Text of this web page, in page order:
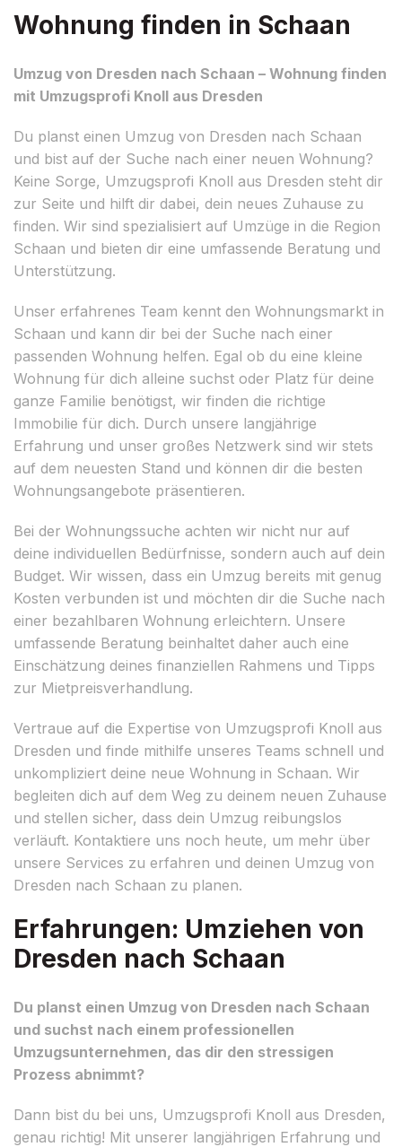
Wohnung finden in Schaan
Umzug von Dresden nach Schaan – Wohnung finden
mit Umzugsprofi Knoll aus Dresden
Du planst einen Umzug von Dresden nach Schaan
und bist auf der Suche nach einer neuen Wohnung?
Keine Sorge, Umzugsprofi Knoll aus Dresden steht dir
zur Seite und hilft dir dabei, dein neues Zuhause zu
finden. Wir sind spezialisiert auf Umzüge in die Region
Schaan und bieten dir eine umfassende Beratung und
Unterstützung.
Unser erfahrenes Team kennt den Wohnungsmarkt in
Schaan und kann dir bei der Suche nach einer
passenden Wohnung helfen. Egal ob du eine kleine
Wohnung für dich alleine suchst oder Platz für deine
ganze Familie benötigst, wir finden die richtige
Immobilie für dich. Durch unsere langjährige
Erfahrung und unser großes Netzwerk sind wir stets
auf dem neuesten Stand und können dir die besten
Wohnungsangebote präsentieren.
Bei der Wohnungssuche achten wir nicht nur auf
deine individuellen Bedürfnisse, sondern auch auf dein
Budget. Wir wissen, dass ein Umzug bereits mit genug
Kosten verbunden ist und möchten dir die Suche nach
einer bezahlbaren Wohnung erleichtern. Unsere
umfassende Beratung beinhaltet daher auch eine
Einschätzung deines finanziellen Rahmens und Tipps
zur Mietpreisverhandlung.
Vertraue auf die Expertise von Umzugsprofi Knoll aus
Dresden und finde mithilfe unseres Teams schnell und
unkompliziert deine neue Wohnung in Schaan. Wir
begleiten dich auf dem Weg zu deinem neuen Zuhause
und stellen sicher, dass dein Umzug reibungslos
verläuft. Kontaktiere uns noch heute, um mehr über
unsere Services zu erfahren und deinen Umzug von
Dresden nach Schaan zu planen.
Erfahrungen: Umziehen von
Dresden nach Schaan
Du planst einen Umzug von Dresden nach Schaan
und suchst nach einem professionellen
Umzugsunternehmen, das dir den stressigen
Prozess abnimmt?
Dann bist du bei uns, Umzugsprofi Knoll aus Dresden,
genau richtig! Mit unserer langjährigen Erfahrung und